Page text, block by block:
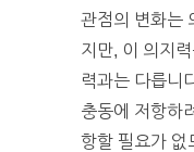
관점의 변화는
지만, 이 의지
력과는 다릅니
충동에 저항하
항할 필요가 없